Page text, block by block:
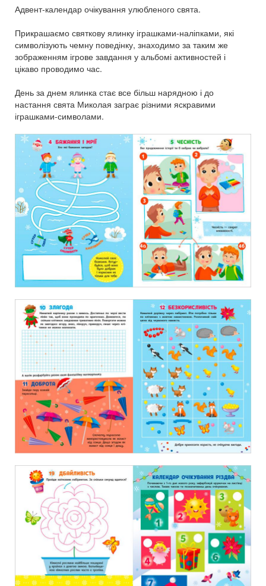
Адвент-календар очікування улюбленого свята.
Прикрашаємо святкову ялинку іграшками-наліпками, які
символізують чемну поведінку, знаходимо за таким же
зображенням ігрове завдання у альбомі активностей і
цікаво проводимо час.
День за днем ялинка стає все більш нарядною і до
настання свята Миколая заграє різними яскравими
іграшками-символами.